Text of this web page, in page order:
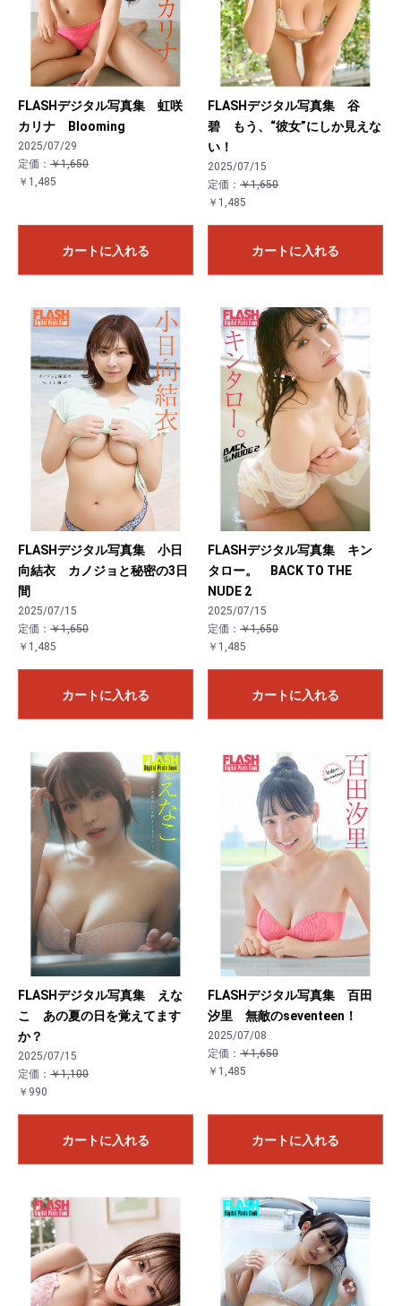
FLASHデジタル写真集 虹咲
カリナ Blooming
2025/07/29
定価： ￥1,650
￥1,485
カートに入れる
FLASHデジタル写真集 谷
碧 もう、“彼女”にしか見えな
い！
2025/07/15
定価： ￥1,650
￥1,485
カートに入れる
FLASHデジタル写真集 小日
向結衣 カノジョと秘密の3日
間
2025/07/15
定価： ￥1,650
￥1,485
カートに入れる
FLASHデジタル写真集 キン
タロー。 BACK TO THE
NUDE 2
2025/07/15
定価： ￥1,650
￥1,485
カートに入れる
FLASHデジタル写真集 えな
こ あの夏の日を覚えてます
か？
2025/07/15
定価： ￥1,100
￥990
カートに入れる
FLASHデジタル写真集 百田
汐里 無敵のseventeen！
2025/07/08
定価： ￥1,650
￥1,485
カートに入れる
お買い物を続ける カートへ進む